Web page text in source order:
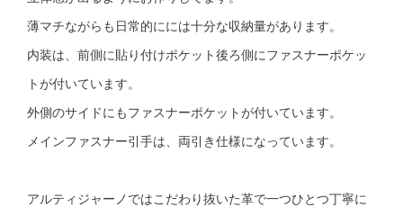
薄マチながらも日常的にには十分な収納量があります。
内装は、前側に貼り付けポケット後ろ側にファスナーポケッ
トが付いています。
外側のサイドにもファスナーポケットが付いています。
メインファスナー引手は、両引き仕様になっています。
アルティジャーノではこだわり抜いた革で一つひとつ丁寧に